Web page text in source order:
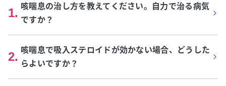
1. 咳喘息の治し方を教えてください。自力で治る病気
ですか？
2. 咳喘息で吸入ステロイドが効かない場合、どうした
らよいですか？